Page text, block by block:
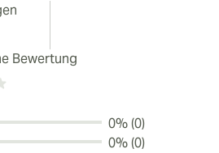
Bewertung
0% (0)
0% (0)